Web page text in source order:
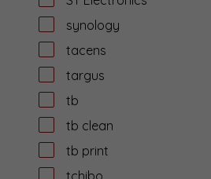
synology
tacens
targus
tb
tb clean
tb print